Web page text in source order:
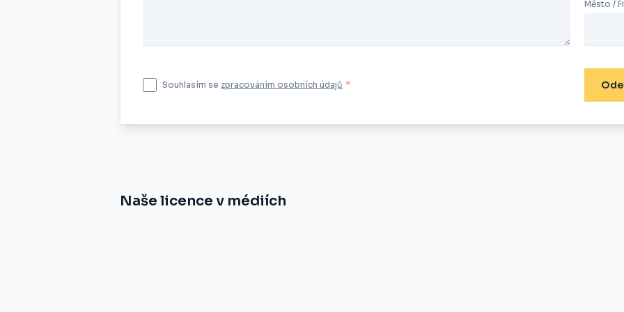
Město /
Souhlasím se zpracováním osobních údajů *
Naše licence v médiích